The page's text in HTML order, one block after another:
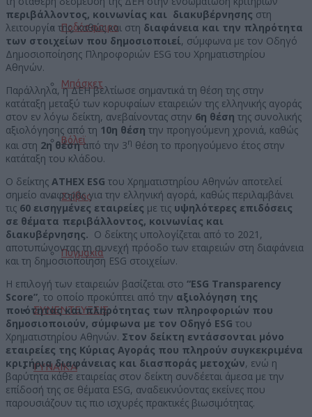
Ποδόσφαιρο
Μπάσκετ
Βόλεϊ
Στίβος
Πυγμαχία
ΣΥΝΕΝΤΕΥΞΕΙΣ
ΓΥΝΑΙΚΑ
περιβάλλοντος, κοινωνίας και διακυβέρνησης στη
λειτουργία της, καθώς και στη διαφάνεια και την πληρότητα
των στοιχείων που δημοσιοποιεί, σύμφωνα με τον Οδηγό
Δημοσιοποίησης Πληροφοριών ESG του Χρηματιστηρίου
Αθηνών.
Παράλληλα, η ΔΕΗ βελτίωσε σημαντικά τη θέση της στην
κατάταξη μεταξύ των κορυφαίων εταιρειών της ελληνικής αγοράς
στον εν λόγω δείκτη, ανεβαίνοντας στην 6η θέση της συνολικής
αξιολόγησης από τη 10η θέση την προηγούμενη χρονιά, καθώς
και στη 2η θέσηαπό την 3η θέση το προηγούμενο έτος στην
κατάταξη του κλάδου.
Ο δείκτης ATHEX ESG του Χρηματιστηρίου Αθηνών αποτελεί
σημείο αναφοράς για την ελληνική αγορά, καθώς περιλαμβάνει
τις 60 εισηγμένες εταιρείες με τις υψηλότερες επιδόσεις
σε θέματα περιβάλλοντος, κοινωνίας και
διακυβέρνησης. Ο δείκτης υπολογίζεται από το 2021,
αποτυπώνοντας τη συνεχή πρόοδο των εταιρειών στη διαφάνεια
και τη δημοσιοποίηση ESG στοιχείων.
Η επιλογή των εταιρειών βασίζεται στο “ESG Transparency
Score”, το οποίο προκύπτει από την αξιολόγηση της
ποιότητας και πληρότητας των πληροφοριών που
δημοσιοποιούν, σύμφωνα με τον Οδηγό ESG του
Χρηματιστηρίου Αθηνών. Στον δείκτη εντάσσονται μόνο
εταιρείες της Κύριας Αγοράς που πληρούν συγκεκριμένα
κριτήρια διαφάνειας και διασποράς μετοχών, ενώ η
βαρύτητα κάθε εταιρείας στον δείκτη συνδέεται άμεσα με την
επίδοσή της σε θέματα ESG, αναδεικνύοντας εκείνες που
παρουσιάζουν τις πιο ισχυρές πρακτικές βιωσιμότητας.